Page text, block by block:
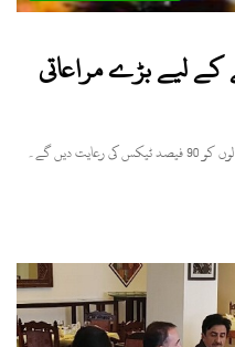
کے لیے بڑے مراعاتی
نئے پاکستان ہاؤسنگ اسکیم میں تعمیرات کرنے والوں کو 90 فیصد ٹیکس کی رعایت دیں گے۔